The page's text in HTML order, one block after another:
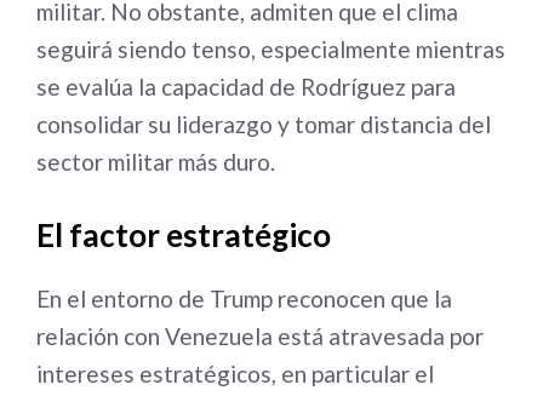
militar. No obstante, admiten que el clima
seguirá siendo tenso, especialmente mientras
se evalúa la capacidad de Rodríguez para
consolidar su liderazgo y tomar distancia del
sector militar más duro.
El factor estratégico
En el entorno de Trump reconocen que la
relación con Venezuela está atravesada por
intereses estratégicos, en particular el